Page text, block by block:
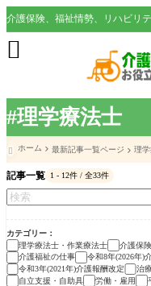
#理学療法士

 ホーム 最新記事一覧ページ 理
記事一覧 1 - 12件 / 全33件
カテゴリー
理学療法士・作業療法士
介護保
介護福祉の仕事
令和8年(2026年)
令和3年(2021年)介護報酬改定
治
自立支援・自助具
労働・雇用